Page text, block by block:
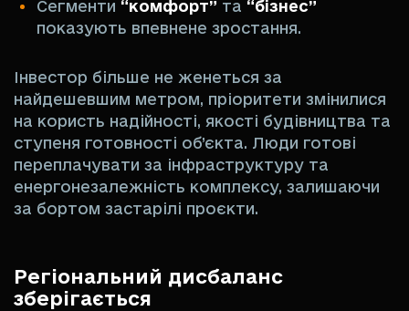
Сегменти “комфорт” та “бізнес”
показують впевнене зростання.
Інвестор більше не женеться за
найдешевшим метром, пріоритети змінилися
на користь надійності, якості будівництва та
ступеня готовності об’єкта. Люди готові
переплачувати за інфраструктуру та
енергонезалежність комплексу, залишаючи
за бортом застарілі проєкти.
Регіональний дисбаланс
зберігається